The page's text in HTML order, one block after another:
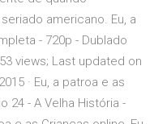
americano. Eu, a
- 720p - Dublado
views; Last updated on
· Eu, a patroa e as
24 - A Velha História -